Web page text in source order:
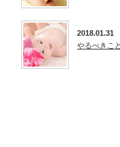
2018.01.31
やるべきこ